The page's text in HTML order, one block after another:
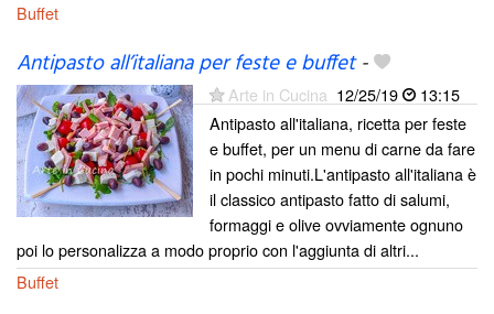
Buffet
Antipasto all’italiana per feste e buffet-
Arte in Cucina 12/25/19
13:15
Antipasto all'italiana, ricetta per feste
e buffet, per un menu di carne da fare
in pochi minuti.L'antipasto all'italiana è
il classico antipasto fatto di salumi,
formaggi e olive ovviamente ognuno
poi lo personalizza a modo proprio con l'aggiunta di altri...
Buffet